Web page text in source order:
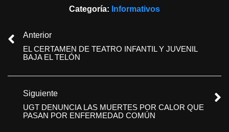
Categoría: Informativos
Anterior
EL CERTAMEN DE TEATRO INFANTIL Y JUVENIL
BAJA EL TELÓN
Siguiente
UGT DENUNCIA LAS MUERTES POR CALOR QUE
PASAN POR ENFERMEDAD COMÚN